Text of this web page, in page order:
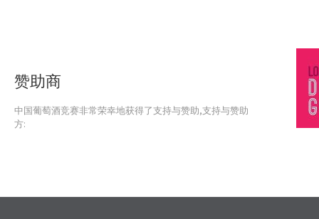
赞助商
中国葡萄酒竞赛非常荣幸地获得了支持与赞助,支持与赞助
方: